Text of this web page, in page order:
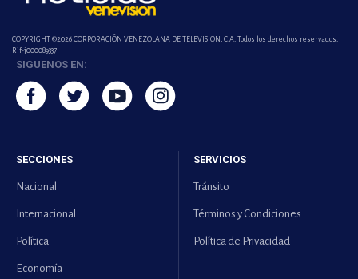
COPYRIGHT ©2026 CORPORACIÓN VENEZOLANA DE TELEVISION, C.A. Todos los derechos reservados.
Rif-j000089337
SIGUENOS EN:
SECCIONES
Nacional
Internacional
Política
Economía
SERVICIOS
Tránsito
Términos y Condiciones
Política de Privacidad